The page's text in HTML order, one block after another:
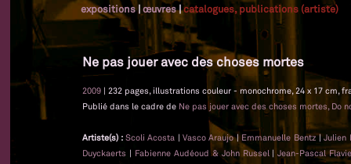
expositions|œuvres|catalogues, publications (artiste)
Ne pas jouer avec des choses mortes
2009 | 232 pages, illustrations couleur - monochrome, 24 x 17 cm,
Publié dans le cadre de Ne pas jouer avec des choses mortes, Do
Artiste(s) : Scoli Acosta |Vasco Araujo|Emmanuelle Bentz|Julien
Duyckaerts | Fabienne Audéoud & John Russel |Jean-Pascal